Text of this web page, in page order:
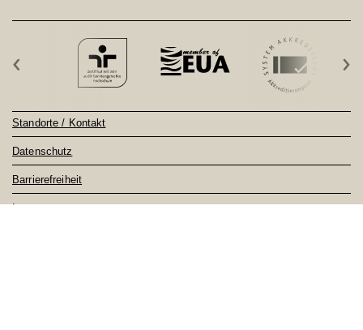
‹ ›
Standorte / Kontakt
Datenschutz
Barrierefreiheit
Impressum